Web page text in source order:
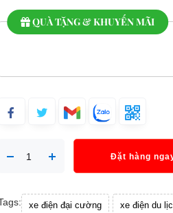
QUÀ TẶNG & KHUYẾN MÃI
Đặt hàng
xe điện đại cường xe điện du